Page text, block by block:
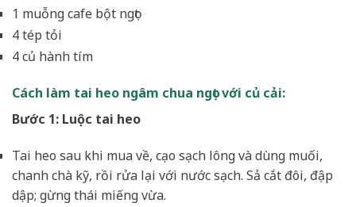
1 muỗng cafe bột ngọt
4 tép tỏi
4 củ hành tím
Cách làm tai heo ngâm chua ngọt với củ cải:
Bước 1: Luộc tai heo
Tai heo sau khi mua về, cạo sạch lông và dùng muối,
chanh chà kỹ, rồi rửa lại với nước sạch. Sả cắt đôi, đập
dập; gừng thái miếng vừa.